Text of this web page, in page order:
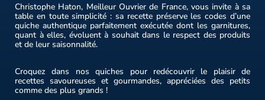
Christophe Haton, Meilleur Ouvrier de France, vous invite à sa
table en toute simplicité : sa recette préserve les codes d’une
quiche authentique parfaitement exécutée dont les garnitures,
quant à elles, évoluent à souhait dans le respect des produits
et de leur saisonnalité.
Croquez dans nos quiches pour redécouvrir le plaisir de
recettes savoureuses et gourmandes, appréciées des petits
comme des plus grands !